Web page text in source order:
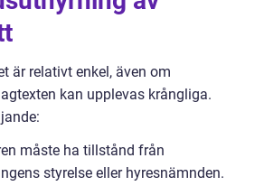
är relativt enkel, även om
kan upplevas krångliga.
måste ha tillstånd från
styrelse eller hyresnämnden.